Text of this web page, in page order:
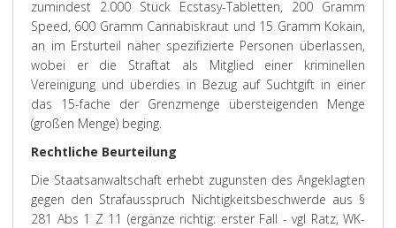
zumindest 2.000 Stück Ecstasy-Tabletten, 200 Gramm
Speed, 600 Gramm Cannabiskraut und 15 Gramm Kokain,
an im Ersturteil näher spezifizierte Personen überlassen,
wobei er die Straftat als Mitglied einer kriminellen
Vereinigung und überdies in Bezug auf Suchtgift in einer
das 15-fache der Grenzmenge übersteigenden Menge
(großen Menge) beging.
Rechtliche Beurteilung
Die Staatsanwaltschaft erhebt zugunsten des Angeklagten
gegen den Strafausspruch Nichtigkeitsbeschwerde aus §
281 Abs 1 Z 11 (ergänze richtig: erster Fall - vgl Ratz, WK-